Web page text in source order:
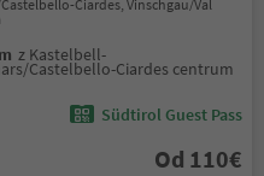
Ciardes, Vinschgau/Val
z Kastelbell-
Castelbello-Ciardes centrum
Südtirol Guest Pass
Od 110€